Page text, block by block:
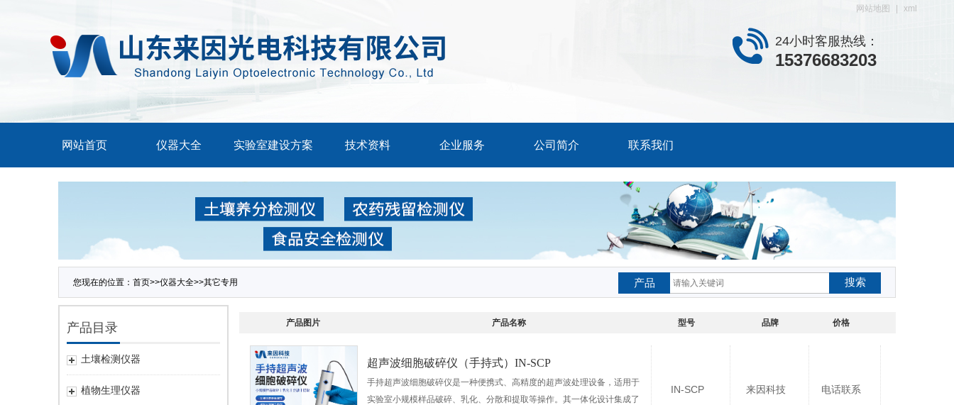
网站地图 xml
24小时客服热线：
15376683203
网站首页 仪器大全 实验室建设方案 技术资料 企业服务 公司简介 联系我们
产品 搜索
您现在的位置： 首页>>仪器大全>>其它专用
产品目录
土壤检测仪器
植物生理仪器
产品图片 产品名称 型号 品牌 价格
超声波细胞破碎仪（手持式）IN-SCP
手持超声波细胞破碎仪是一种便携式、高精度的超声波处理设备，适用于
实验室小规模样品破碎、乳化、分散和提取等操作。其一体化设计集成了
IN-SCP 来因科技 电话联系